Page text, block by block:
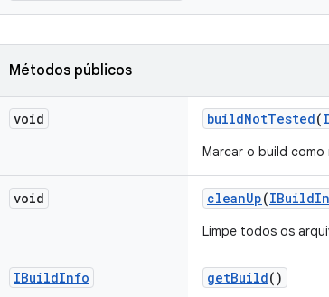
Métodos públicos
void buildNotTested(
Marcar o build
void cleanUp(IBuild
Limpe todos os
IBuildInfo getBuild()